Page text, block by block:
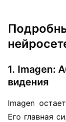
1. Imagen:
видения
Imagen
Его главная